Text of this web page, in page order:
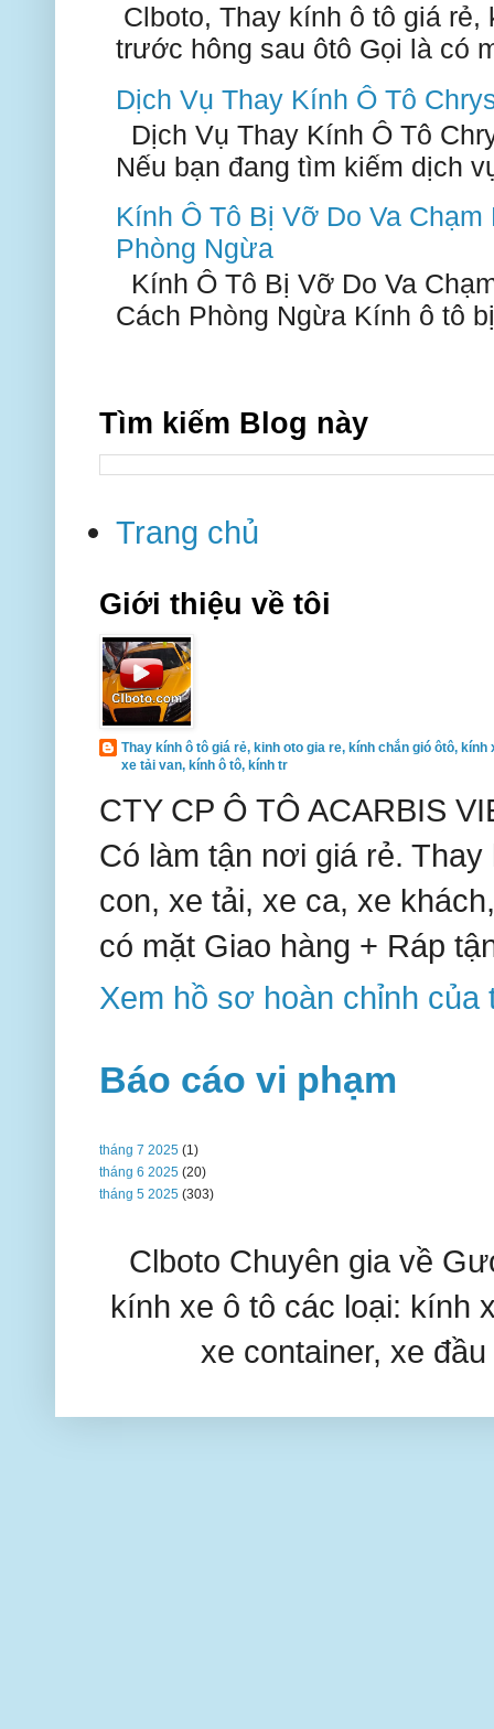
Clboto, Thay kính ô tô giá
trước hông sau ôtô Gọi là có
Dịch Vụ Thay Kính Ô Tô
Dịch Vụ Thay Kính Ô Tô
Nếu bạn đang tìm kiếm dịch
Kính Ô Tô Bị Vỡ Do Va
Phòng Ngừa
Kính Ô Tô Bị Vỡ Do Va
Cách Phòng Ngừa Kính ô tô
Tìm kiếm Blog này
Trang chủ
Giới thiệu về tôi
Thay kính ô tô giá rẻ, kinh oto gia re, kính chắn gió ôtô,
xe tải van, kính ô tô, kính tr
CTY CP Ô TÔ ACARBIS
Có làm tận nơi giá rẻ.
con, xe tải, xe ca, xe
có mặt Giao hàng + Ráp
Xem hồ sơ hoàn chỉnh của
Báo cáo vi phạm
tháng 7 2025 (1)
tháng 6 2025 (20)
tháng 5 2025 (303)
Clboto Chuyên gia về
kính xe ô tô các loại: kính
xe container, xe